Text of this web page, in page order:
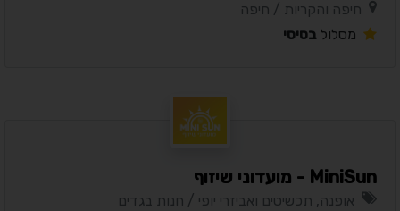
חיפה והקריות / חיפה
מסלול בסיסי
MiniSun - מועדוני שיזוף
אופנה, תכשיטים ואביזרי יופי / חנות בגדים